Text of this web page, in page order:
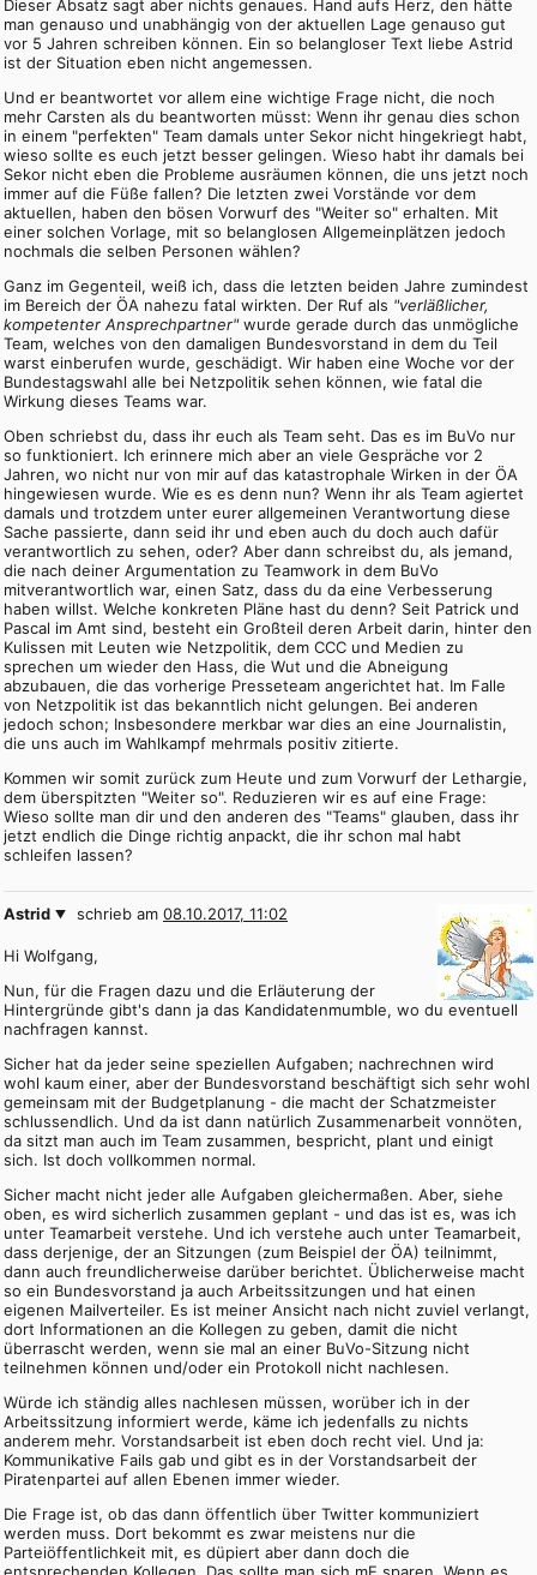
Dieser Absatz sagt aber nichts genaues. Hand aufs Herz, den hätte
man genauso und unabhängig von der aktuellen Lage genauso gut
vor 5 Jahren schreiben können. Ein so belangloser Text liebe Astrid
ist der Situation eben nicht angemessen.
Und er beantwortet vor allem eine wichtige Frage nicht, die noch
mehr Carsten als du beantworten müsst: Wenn ihr genau dies schon
in einem "perfekten" Team damals unter Sekor nicht hingekriegt habt,
wieso sollte es euch jetzt besser gelingen. Wieso habt ihr damals bei
Sekor nicht eben die Probleme ausräumen können, die uns jetzt noch
immer auf die Füße fallen? Die letzten zwei Vorstände vor dem
aktuellen, haben den bösen Vorwurf des "Weiter so" erhalten. Mit
einer solchen Vorlage, mit so belanglosen Allgemeinplätzen jedoch
nochmals die selben Personen wählen?
Ganz im Gegenteil, weiß ich, dass die letzten beiden Jahre zumindest
im Bereich der ÖA nahezu fatal wirkten. Der Ruf als "verläßlicher,
kompetenter Ansprechpartner" wurde gerade durch das unmögliche
Team, welches von den damaligen Bundesvorstand in dem du Teil
warst einberufen wurde, geschädigt. Wir haben eine Woche vor der
Bundestagswahl alle bei Netzpolitik sehen können, wie fatal die
Wirkung dieses Teams war.
Oben schriebst du, dass ihr euch als Team seht. Das es im BuVo nur
so funktioniert. Ich erinnere mich aber an viele Gespräche vor 2
Jahren, wo nicht nur von mir auf das katastrophale Wirken in der ÖA
hingewiesen wurde. Wie es es denn nun? Wenn ihr als Team agiertet
damals und trotzdem unter eurer allgemeinen Verantwortung diese
Sache passierte, dann seid ihr und eben auch du doch auch dafür
verantwortlich zu sehen, oder? Aber dann schreibst du, als jemand,
die nach deiner Argumentation zu Teamwork in dem BuVo
mitverantwortlich war, einen Satz, dass du da eine Verbesserung
haben willst. Welche konkreten Pläne hast du denn? Seit Patrick und
Pascal im Amt sind, besteht ein Großteil deren Arbeit darin, hinter den
Kulissen mit Leuten wie Netzpolitik, dem CCC und Medien zu
sprechen um wieder den Hass, die Wut und die Abneigung
abzubauen, die das vorherige Presseteam angerichtet hat. Im Falle
von Netzpolitik ist das bekanntlich nicht gelungen. Bei anderen
jedoch schon; Insbesondere merkbar war dies an eine Journalistin,
die uns auch im Wahlkampf mehrmals positiv zitierte.
Kommen wir somit zurück zum Heute und zum Vorwurf der Lethargie,
dem überspitzten "Weiter so". Reduzieren wir es auf eine Frage:
Wieso sollte man dir und den anderen des "Teams" glauben, dass ihr
jetzt endlich die Dinge richtig anpackt, die ihr schon mal habt
schleifen lassen?
Astrid schrieb am 08.10.2017, 11:02
Hi Wolfgang,
Nun, für die Fragen dazu und die Erläuterung der
Hintergründe gibt's dann ja das Kandidatenmumble, wo du eventuell
nachfragen kannst.
Sicher hat da jeder seine speziellen Aufgaben; nachrechnen wird
wohl kaum einer, aber der Bundesvorstand beschäftigt sich sehr wohl
gemeinsam mit der Budgetplanung - die macht der Schatzmeister
schlussendlich. Und da ist dann natürlich Zusammenarbeit vonnöten,
da sitzt man auch im Team zusammen, bespricht, plant und einigt
sich. Ist doch vollkommen normal.
Sicher macht nicht jeder alle Aufgaben gleichermaßen. Aber, siehe
oben, es wird sicherlich zusammen geplant - und das ist es, was ich
unter Teamarbeit verstehe. Und ich verstehe auch unter Teamarbeit,
dass derjenige, der an Sitzungen (zum Beispiel der ÖA) teilnimmt,
dann auch freundlicherweise darüber berichtet. Üblicherweise macht
so ein Bundesvorstand ja auch Arbeitssitzungen und hat einen
eigenen Mailverteiler. Es ist meiner Ansicht nach nicht zuviel verlangt,
dort Informationen an die Kollegen zu geben, damit die nicht
überrascht werden, wenn sie mal an einer BuVo-Sitzung nicht
teilnehmen können und/oder ein Protokoll nicht nachlesen.
Würde ich ständig alles nachlesen müssen, worüber ich in der
Arbeitssitzung informiert werde, käme ich jedenfalls zu nichts
anderem mehr. Vorstandsarbeit ist eben doch recht viel. Und ja:
Kommunikative Fails gab und gibt es in der Vorstandsarbeit der
Piratenpartei auf allen Ebenen immer wieder.
Die Frage ist, ob das dann öffentlich über Twitter kommuniziert
werden muss. Dort bekommt es zwar meistens nur die
Parteiöffentlichkeit mit, es düpiert aber dann doch die